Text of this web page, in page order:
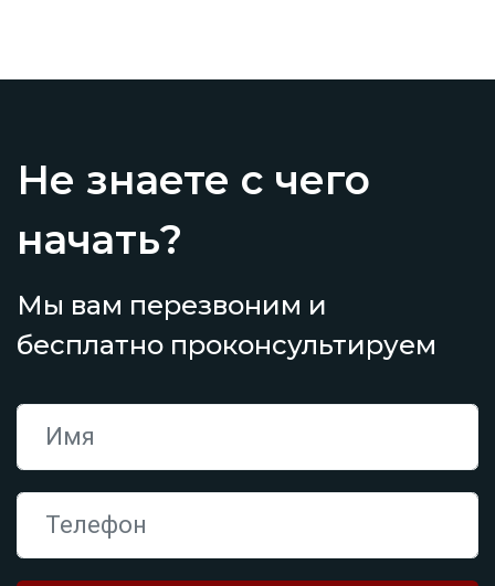
Не знаете с чего
начать?
Мы вам перезвоним и
бесплатно проконсультируем